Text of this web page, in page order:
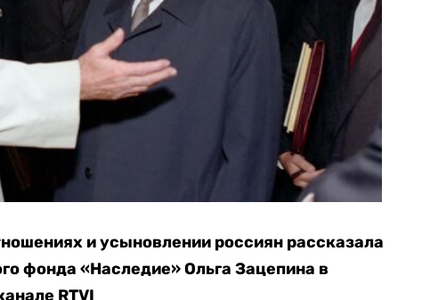
и усыновлении россиян рассказала
фонда «Наследие» Ольга Зацепина в
RTVI